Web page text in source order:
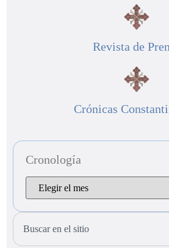
Revista de
Crónicas
Cronología